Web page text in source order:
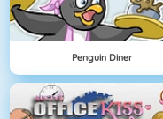
Penguin Diner